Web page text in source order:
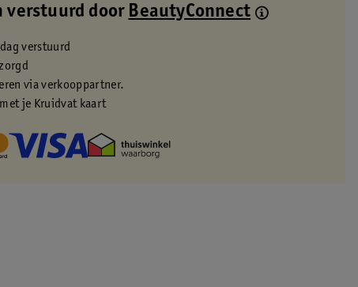
verstuurd door BeautyConnect
verstuurd
via verkooppartner.
je Kruidvat kaart